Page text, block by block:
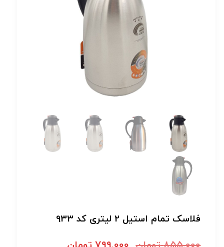
فلاسک تمام استیل 2 لیتری کد 933